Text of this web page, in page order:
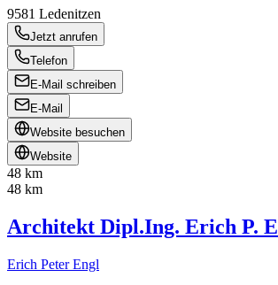
9581 Ledenitzen
Jetzt anrufen
Telefon
E-Mail schreiben
E-Mail
Website besuchen
Website
48 km
48 km
Architekt Dipl.Ing. Erich P.
Erich Peter Engl